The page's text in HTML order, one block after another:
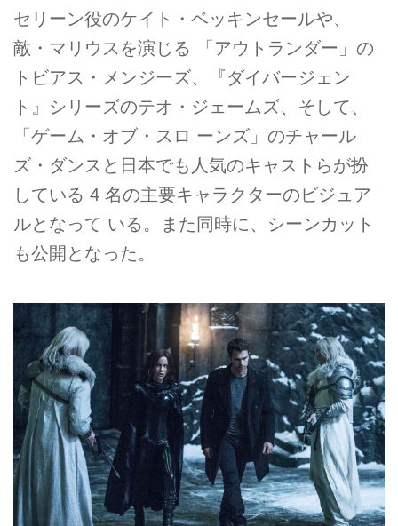
セリーン役のケイト・ベッキンセールや、
敵・マリウスを演じる 「アウトランダー」の
トビアス・メンジーズ、『ダイバージェン
ト』シリーズのテオ・ジェームズ、そして、
「ゲーム・オブ・スロ ーンズ」のチャール
ズ・ダンスと日本でも人気のキャストらが扮
している 4 名の主要キャラクターのビジュア
ルとなって いる。また同時に、シーンカット
も公開となった。